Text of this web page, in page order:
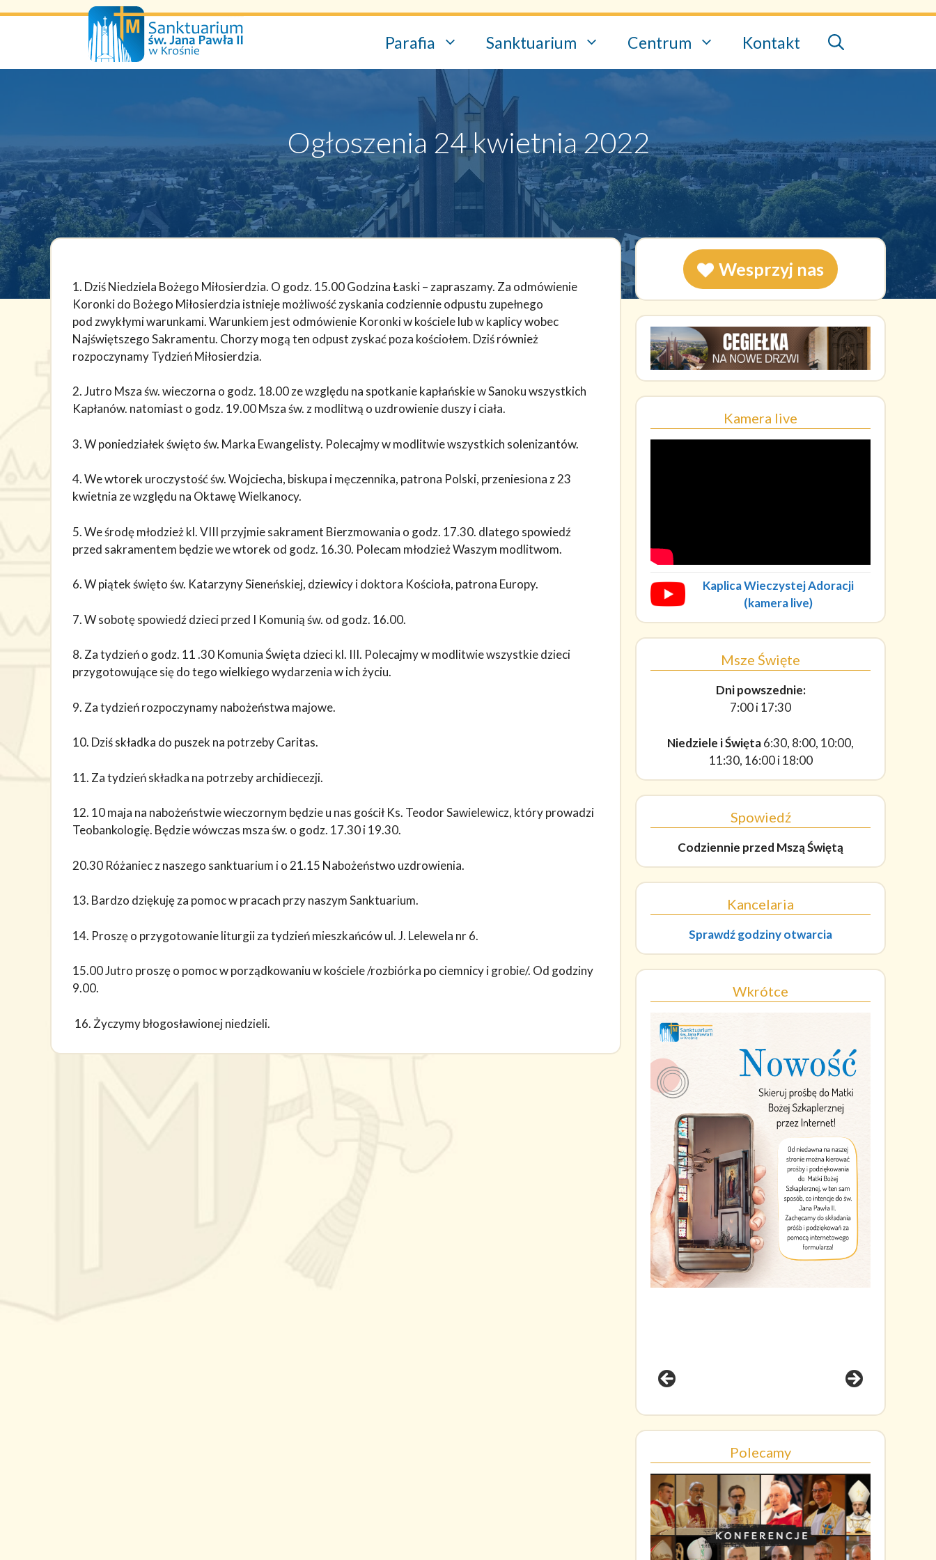
Przejdź
Parafia Sanktuarium Centrum Kontakt
Ogłoszenia 24 kwietnia 2022
1. Dziś Niedziela Bożego Miłosierdzia. O godz. 15.00 Godzina Łaski – zapraszamy. Za odmówienie
Koronki do Bożego Miłosierdzia istnieje możliwość zyskania codziennie odpustu zupełnego
pod zwykłymi warunkami. Warunkiem jest odmówienie Koronki w kościele lub w kaplicy wobec
Najświętszego Sakramentu. Chorzy mogą ten odpust zyskać poza kościołem. Dziś również
rozpoczynamy Tydzień Miłosierdzia.
2. Jutro Msza św. wieczorna o godz. 18.00 ze względu na spotkanie kapłańskie w Sanoku wszystkich
Kapłanów. natomiast o godz. 19.00 Msza św. z modlitwą o uzdrowienie duszy i ciała.
3. W poniedziałek święto św. Marka Ewangelisty. Polecajmy w modlitwie wszystkich solenizantów.
4. We wtorek uroczystość św. Wojciecha, biskupa i męczennika, patrona Polski, przeniesiona z 23
kwietnia ze względu na Oktawę Wielkanocy.
5. We środę młodzież kl. VIII przyjmie sakrament Bierzmowania o godz. 17.30. dlatego spowiedź
przed sakramentem będzie we wtorek od godz. 16.30. Polecam młodzież Waszym modlitwom.
6. W piątek święto św. Katarzyny Sieneńskiej, dziewicy i doktora Kościoła, patrona Europy.
7. W sobotę spowiedź dzieci przed I Komunią św. od godz. 16.00.
8. Za tydzień o godz. 11 .30 Komunia Święta dzieci kl. III. Polecajmy w modlitwie wszystkie dzieci
przygotowujące się do tego wielkiego wydarzenia w ich życiu.
9. Za tydzień rozpoczynamy nabożeństwa majowe.
10. Dziś składka do puszek na potrzeby Caritas.
11. Za tydzień składka na potrzeby archidiecezji.
12. 10 maja na nabożeństwie wieczornym będzie u nas gościł Ks. Teodor Sawielewicz, który prowadzi
Teobankologię. Będzie wówczas msza św. o godz. 17.30 i 19.30.
20.30 Różaniec z naszego sanktuarium i o 21.15 Nabożeństwo uzdrowienia.
13. Bardzo dziękuję za pomoc w pracach przy naszym Sanktuarium.
14. Proszę o przygotowanie liturgii za tydzień mieszkańców ul. J. Lelewela nr 6.
15.00 Jutro proszę o pomoc w porządkowaniu w kościele /rozbiórka po ciemnicy i grobie/. Od godziny
9.00.
16. Życzymy błogosławionej niedzieli.
Wesprzyj nas
Kamera live
Kaplica Wieczystej Adoracji
(kamera live)
Msze Święte
Dni powszednie:
7:00 i 17:30
Niedziele i Święta6:30, 8:00, 10:00,
11:30, 16:00 i 18:00
Spowiedź
Codziennie przed Mszą Świętą
Kancelaria
Sprawdź godziny otwarcia
Wkrótce
Polecamy